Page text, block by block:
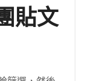
貼文